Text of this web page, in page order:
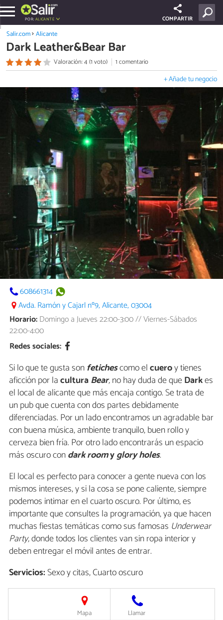
POR: ALICANTE COMPARTIR
Salir.com Alicante
Dark Leather&Bear Bar
Valoración: 4 (1 voto) 1 comentario
+ Añade tu negocio
608661314
Avda. Ramón y Cajarl nº9, Alicante, 03004
Horario:Domingo a Jueves 22:00-3:00 // Viernes-Sábados
22:00-4:00
Redes sociales:
Si lo que te gusta sonfetichescomo elcueroy tienes
aficción por laculturaBear,no hay duda de queDarkes
el local de alicante que más encaja contigo. Se trata de
un pub que cuenta con dos partes debidamente
diferenciadas. Por un lado encontramos un agradable bar
con buena música, ambiente tranquilo, buen rollo y
cerveza bien fría. Por otro lado encontrarás un espacio
más oscuro condark roomyglory holes.
El local es perfecto para conocer a gente nueva con los
mismos intereses, y si la cosa se pone caliente, siempre
podemos intimar en el cuarto oscuro. Por último, es
importante que consultes la programación, ya que hacen
muchas fiestas temáticas como sus famosas Underwear
Party,donde todos los clientes van sin ropa interior y
deben entregar el móvil antes de entrar.
Servicios:Sexo y citas, Cuarto oscuro
Mapa Llamar